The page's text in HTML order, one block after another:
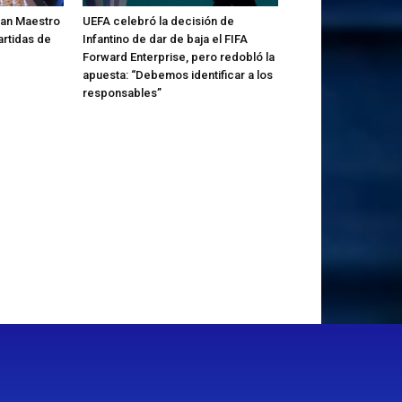
Maestro
de
UEFA celebró la decisión de
Infantino de dar de baja el FIFA
Forward Enterprise, pero redobló la
apuesta: “Debemos identificar a los
responsables”